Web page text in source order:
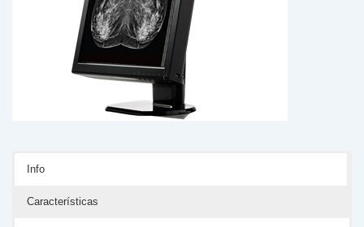
Info
Características